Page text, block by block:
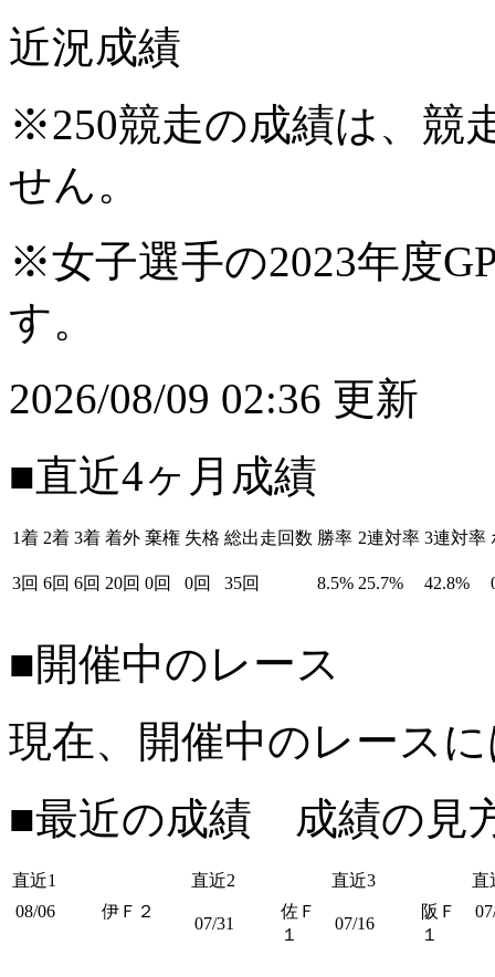
近況成績
※250競走の成績は、競
せん。
※女子選手の2023年度
す。
2026/08/09 02:36 更新
■直近4ヶ月成績
1着 2着 3着 着外 棄権 失格 総出走回数 勝率 2連対率 3連対率
3回 6回 6回 20回 0回 0回 35回 8.5% 25.7% 42.8%
■開催中のレース
現在、開催中のレース
■最近の成績 成績の見
直近1 直近2 直近3
直
08/06
伊Ｆ２
07/31
佐Ｆ
１
07/16
阪Ｆ
１